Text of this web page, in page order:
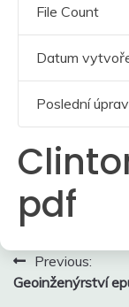
File Count
Datum
Poslední
pdf
Navigace
pro
Previous:
Geoinženýrství